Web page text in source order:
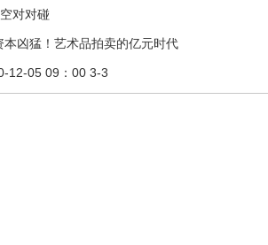
对对碰
本凶猛！艺术品拍卖的亿元时代
12-05 09：00 3-3